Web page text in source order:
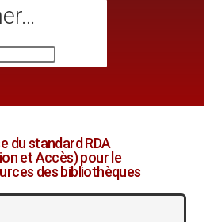
du standard RDA
et Accès) pour le
des bibliothèques